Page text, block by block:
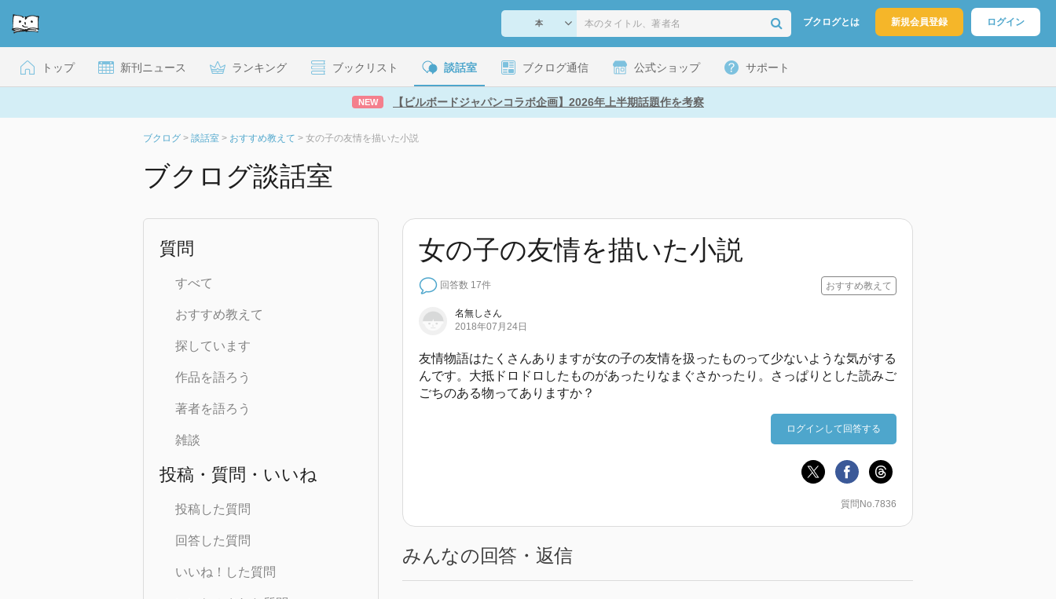
ブクログとは 新規会員登録 ログイン
トップ 新刊ニュース ランキング ブックリスト 談話室 ブクログ通信 公式ショップ サポート
NEW 【ビルボードジャパンコラボ企画】2026年上半期話題作を考察
ブクログ > 談話室 > おすすめ教えて > 女の子の友情を描いた小説
ブクログ談話室
質問
すべて
おすすめ教えて
探しています
作品を語ろう
著者を語ろう
雑談
投稿・質問・いいね
投稿した質問
回答した質問
いいね！した質問
女の子の友情を描いた小説
回答数 17件 おすすめ教えて
名無しさん
2018年07月24日
友情物語はたくさんありますが女の子の友情を扱ったものって少ないような気がする
んです。大抵ドロドロしたものがあったりなまぐさかったり。さっぱりとした読みご
ごちのある物ってありますか？
ログインして回答する
質問No.7836
みんなの回答・返信